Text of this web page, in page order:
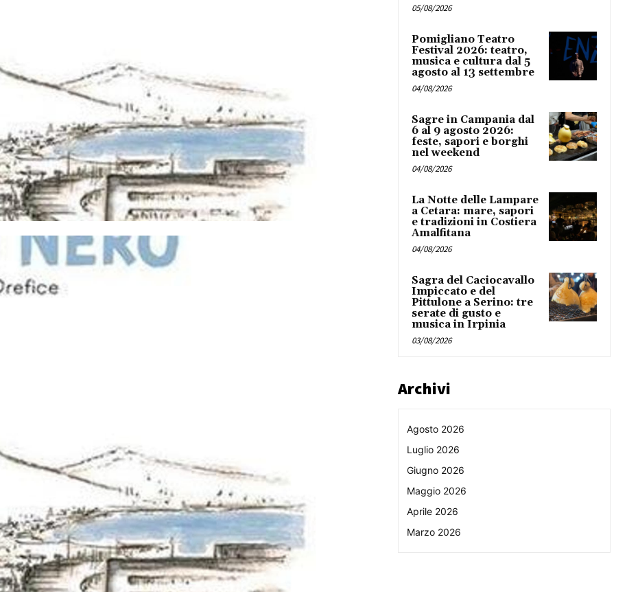
05/08/2026
Pomigliano Teatro
Festival 2026: teatro,
musica e cultura dal 5
agosto al 13 settembre
04/08/2026
Sagre in Campania dal
6 al 9 agosto 2026:
feste, sapori e borghi
nel weekend
04/08/2026
La Notte delle Lampare
a Cetara: mare, sapori
e tradizioni in Costiera
Amalfitana
04/08/2026
Sagra del Caciocavallo
Impiccato e del
Pittulone a Serino: tre
serate di gusto e
musica in Irpinia
03/08/2026
Archivi
Agosto 2026
Luglio 2026
Giugno 2026
Maggio 2026
Aprile 2026
Marzo 2026